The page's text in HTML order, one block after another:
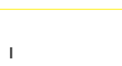
I